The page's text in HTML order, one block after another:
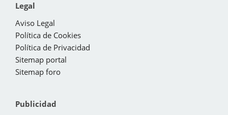
Legal
Aviso Legal
Política de Cookies
Política de Privacidad
Sitemap portal
Sitemap foro
Publicidad